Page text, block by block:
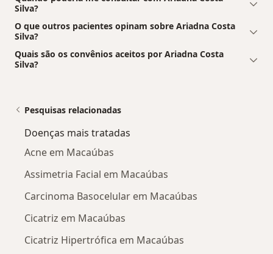
Silva?
O que outros pacientes opinam sobre Ariadna Costa
Silva?
Quais são os convênios aceitos por Ariadna Costa
Silva?
Pesquisas relacionadas
Doenças mais tratadas
Acne em Macaúbas
Assimetria Facial em Macaúbas
Carcinoma Basocelular em Macaúbas
Cicatriz em Macaúbas
Cicatriz Hipertrófica em Macaúbas